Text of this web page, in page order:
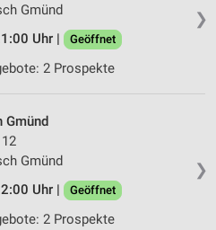
❯
Gmünd
Uhr |
Geöffnet
2 Prospekte
❯
Gmünd
Gmünd
Uhr |
Geöffnet
2 Prospekte
Auswahl
Auswahl
Inhalten